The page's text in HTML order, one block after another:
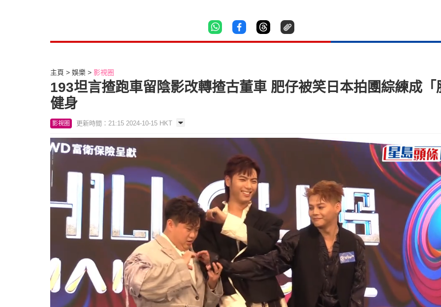
主頁 娛樂 影視圈
193坦言揸跑車留陰影改轉揸古董車 肥仔被笑日本拍圑綜練成
健身
影視圈 更新時間：21:15 2024-10-15 HKT